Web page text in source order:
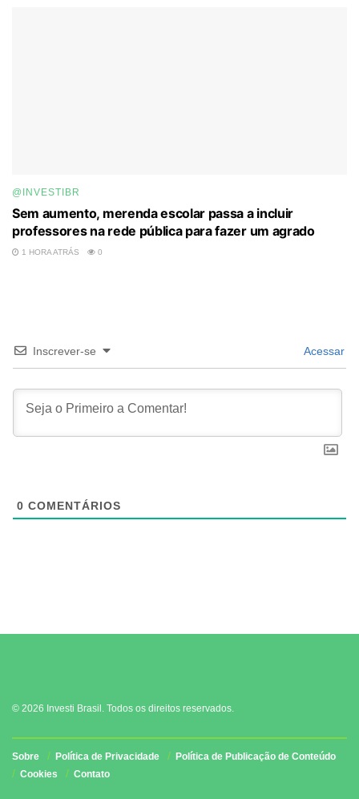
@INVESTIBR
Sem aumento, merenda escolar passa a incluir
professores na rede pública para fazer um agrado
1 HORA ATRÁS 0
Inscrever-se Acessar
0 COMENTÁRIOS
© 2026 Investi Brasil. Todos os direitos reservados.
Sobre Política de Privacidade
Política de Publicação de Conteúdo
Cookies
Contato